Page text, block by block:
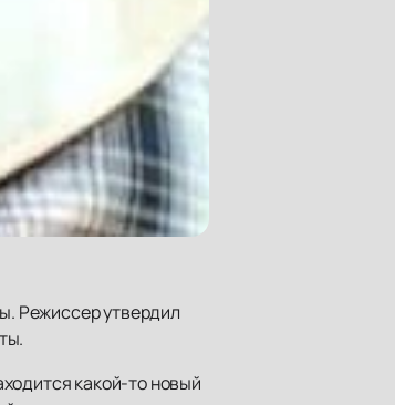
Режиссер утвердил
какой-то новый